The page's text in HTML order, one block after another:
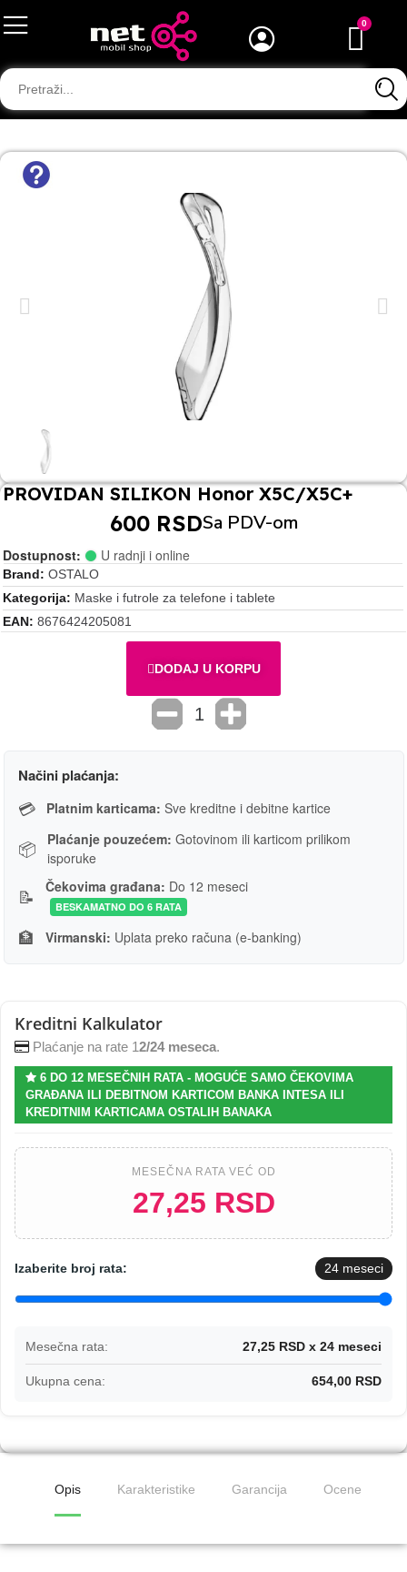
PROVIDAN SILIKON Honor X5C/X5C+
600 RSDSa PDV-om
Dostupnost: U radnji i online
Brand
OSTALO
Kategorija
Maske i futrole za telefone i tablete
EAN 8676424205081
DODAJ U KORPU
Načini plaćanja:
💳 Platnim karticama: Sve kreditne i debitne kartice
📦 Plaćanje pouzećem: Gotovinom ili karticom prilikom
isporuke
📝 Čekovima građana: Do 12 meseci
BESKAMATNO DO 6 RATA
🏦 Virmanski: Uplata preko računa (e-banking)
Kreditni Kalkulator
Plaćanje na rate 12/24 meseca.
6 DO 12 MESEČNIH RATA - MOGUĆE SAMO ČEKOVIMA
GRAĐANA ILI DEBITNOM KARTICOM BANKA INTESA ILI
KREDITNIM KARTICAMA OSTALIH BANAKA
MESEČNA RATA VEĆ OD
27,25 RSD
Izaberite broj rata: 24 meseci
Mesečna rata: 27,25 RSD x 24 meseci
Ukupna cena: 654,00 RSD
Opis Karakteristike Garancija Ocene